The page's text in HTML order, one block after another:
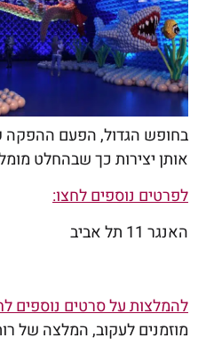
בחופש הגדול, הפעם ההפקה
אותן יצירות כך שבהחלט
לפרטים נוספים לחצו:
האנגר 11 תל אביב
להמלצות על סרטים נוספים
מוזמנים לעקוב, המלצה של